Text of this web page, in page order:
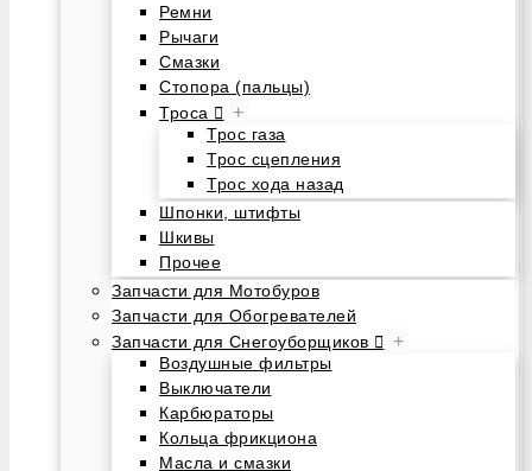
Ремни
Рычаги
Смазки
Стопора (пальцы)
Троса
+
Трос газа
Трос сцепления
Трос хода назад
Шпонки, штифты
Шкивы
Прочее
Запчасти для Мотобуров
Запчасти для Обогревателей
Запчасти для Снегоуборщиков
+
Воздушные фильтры
Выключатели
Карбюраторы
Кольца фрикциона
Масла и смазки